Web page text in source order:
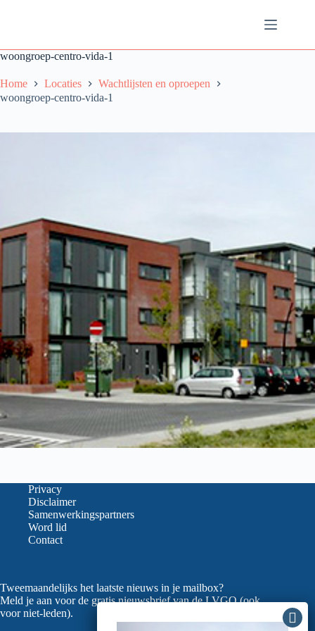
woongroep-centro-vida-1
Home Locaties
Wachtlijsten en oproepen
woongroep-centro-vida-1
Privacy
Disclaimer
Samenwerkingspartners
Word lid
Contact
Tweemaandelijks het laatste nieuws in je mailbox?
Meld je aan voor de gratis nieuwsbrief van de LVGO (ook
voor niet-leden).